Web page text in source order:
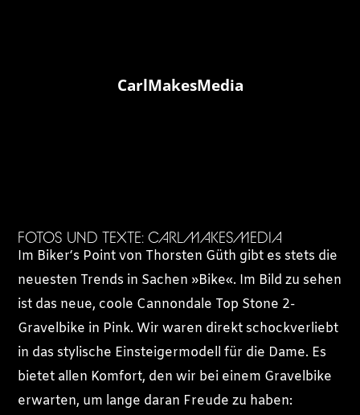
CarlMakesMedia
FOTOS UND TEXTE: CARLMAKESMEDIA
Im Biker‘s Point von Thorsten Güth gibt es stets die
neuesten Trends in Sachen »Bike«. Im Bild zu sehen
ist das neue, coole Cannondale Top Stone 2-
Gravelbike in Pink. Wir waren direkt schockverliebt
in das stylische Einsteigermodell für die Dame. Es
bietet allen Komfort, den wir bei einem Gravelbike
erwarten, um lange daran Freude zu haben: